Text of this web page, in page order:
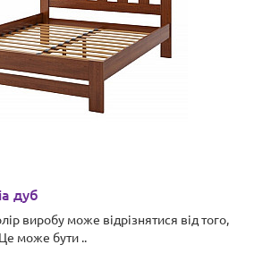
дуб
виробу може відрізнятися від того,
може бути ..